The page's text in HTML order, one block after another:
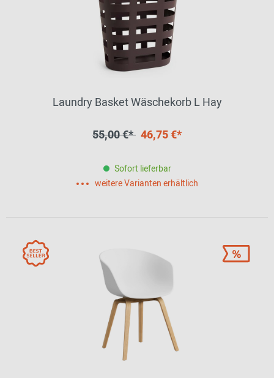
Laundry Basket Wäschekorb L Hay
55,00 €* 46,75 €*
Sofort lieferbar
weitere Varianten erhältlich